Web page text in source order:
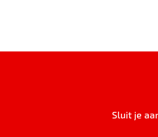
Sluit je